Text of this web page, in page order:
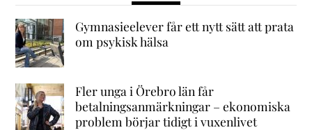
Gymnasieelever får ett nytt sätt att prata
om psykisk hälsa
Fler unga i Örebro län får
betalningsanmärkningar – ekonomiska
problem börjar tidigt i vuxenlivet